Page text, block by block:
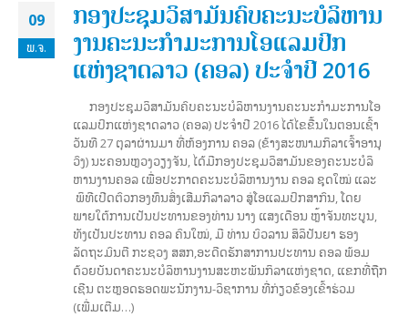
09
​ພ.ຈ.
ກອງປະຊຸມວິສາມັນຄົບຄະນະບໍລິຫານ
ງານຄະນະກຳມະການໂອແລມປິກ
ແຫ່ງຊາດລາວ (ຄອລ) ປະຈຳປີ 2016
ກອງປະ­ຊຸມວິ­ສາ­ມັນຄົບຄະ­ນະບໍ­ລິ­ຫານງານຄະ­ນະກຳ­ມະ­ການໂອ
ແລມປິກແຫ່ງຊາດລາວ (ຄອລ) ປະ­ຈຳປີ 2016 ໄດ້ໄຂຂື້ນໃນຕອນເຊົ້າ
ວັນທີ 27 ຕຸລາຜ່ານມາ ທີ່ຫ້ອງການ ຄອລ (ຂ້າງສະໜາມກິລາເຈົ້າອານຸ
ວົງ) ນະຄອນຫຼວງວຽງຈັນ, ໄດ້ມີກອງປະຊຸມວິສາມັນຂອງຄະນະບໍລິ
ຫານງານຄອລ ເພື່ອປະກາດຄະນະບໍລິຫານງານ ຄອລ ຊຸດໃໝ່ ແລະ
ພິທີເປີດຕົວກອງທຶນສົ່ງເສີມກິລາລາວ ສູ່ໂອແລມປິກສາກົນ, ໂດຍ
ພາຍໃຕ້ການເປັນປະທານຂອງທ່ານ ນາງ ແສງເດືອນ ຫຼ້າຈັນທະບູນ,
ທັງເປັນປະທານ ຄອລ ຄົນໃໝ່, ມີ ທ່ານ ບົວລານ ສິລິປັນຍາ ຮອງ
ລັດຖະມົນຕີ ກະຊວງ ສສກ,ອະດີດຮັກສາການປະທານ ຄອລ ພ້ອມ
ດ້ວຍບັນດາຄະນະບໍລິຫານງານສະຫະພັນກິລາແຫ່ງຊາດ, ແຂກທີ່ຖືກ
ເຊີນ ຕະຫຼອດຮອດພະນັກງານ-ວິຊາການ ທີ່ກ່ຽວຂ້ອງເຂົ້າຮ່ວມ
(ເພີ່ມເຕີມ…)